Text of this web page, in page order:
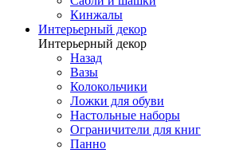
Кинжалы
Интерьерный декор
Интерьерный декор
Назад
Вазы
Колокольчики
Ложки для обуви
Настольные наборы
Ограничители для книг
Панно